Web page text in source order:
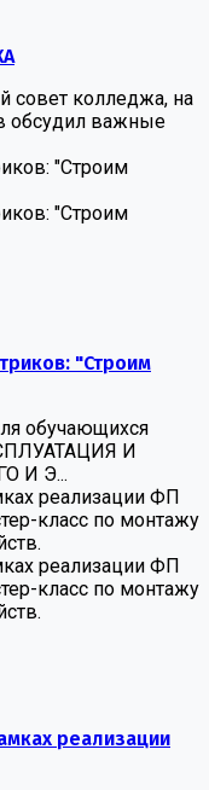
совет колледжа, на
обсудил важные
"Строим
"Строим
"Строим
обучающихся
И
И Э...
реализации ФП
класс по монтажу
реализации ФП
класс по монтажу
реализации